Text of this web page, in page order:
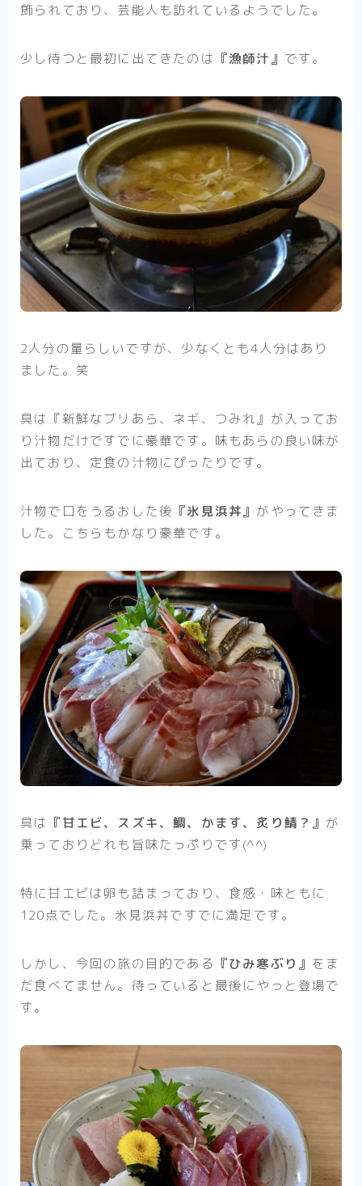
飾られており、芸能人も訪れているようでした。
少し待つと最初に出てきたのは 『漁師汁』 です。
2人分の量らしいですが、少なくとも4人分はあり
ました。笑
具は『新鮮なブリあら、ネギ、つみれ』が入ってお
り汁物だけですでに豪華です。味もあらの良い味が
出ており、定食の汁物にぴったりです。
汁物で口をうるおした後 『氷見浜丼』 がやってきま
した。こちらもかなり豪華です。
具は 『甘エビ、スズキ、鯛、かます、炙り鯖？』 が
乗っておりどれも旨味たっぷりです(^^)
特に甘エビは卵も詰まっており、食感・味ともに
120点でした。氷見浜丼ですでに満足です。
しかし、今回の旅の目的である 『ひみ寒ぶり』 をま
だ食べてません。待っていると最後にやっと登場で
す。